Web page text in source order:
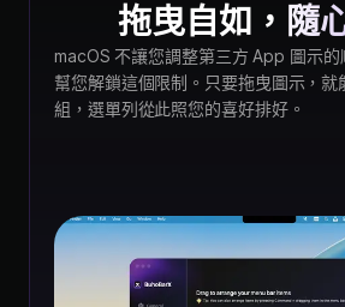
拖曳自如，隨
macOS 不讓您調整第三方 App 圖示
幫您解鎖這個限制。只要拖曳圖示，就
組，選單列從此照您的喜好排好。